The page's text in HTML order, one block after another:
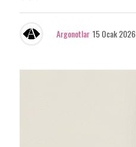
Argonotlar 15 Ocak 2026